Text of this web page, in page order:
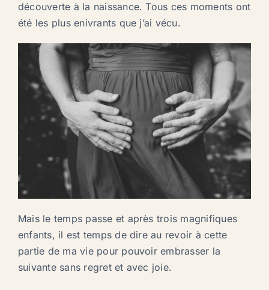
découverte à la naissance. Tous ces moments ont
été les plus enivrants que j’ai vécu.
Mais le temps passe et après trois magnifiques
enfants, il est temps de dire au revoir à cette
partie de ma vie pour pouvoir embrasser la
suivante sans regret et avec joie.